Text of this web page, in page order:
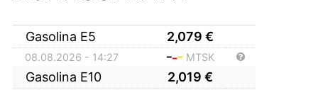
Gasolina E5 2,079 €
08.08.2026 - 14:27 MTSK
Gasolina E10 2,019 €